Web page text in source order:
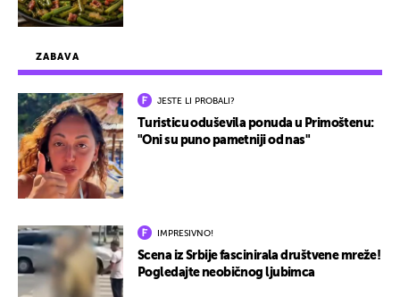
ZABAVA
JESTE LI PROBALI?
Turisticu oduševila ponuda u Primoštenu:
"Oni su puno pametniji od nas"
IMPRESIVNO!
Scena iz Srbije fascinirala društvene mreže!
Pogledajte neobičnog ljubimca